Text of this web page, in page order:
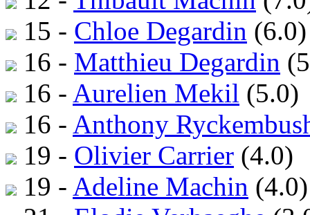
15 - Chloe Degardin (6.0)
16 - Matthieu Degardin
16 - Aurelien Mekil (5.0)
16 - Anthony
19 - Olivier Carrier (4.0)
19 - Adeline Machin (4.0)